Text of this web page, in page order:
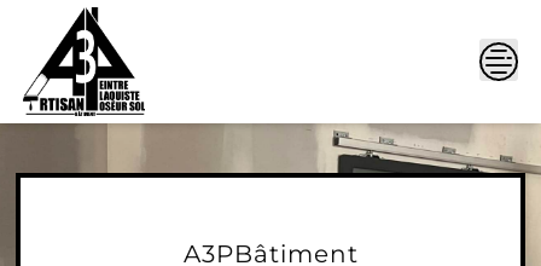
A3PBâtiment